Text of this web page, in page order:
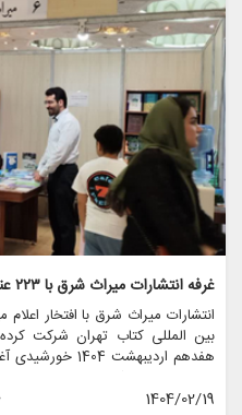
انتشارات میراث شرق با افتخار
بین المللی کتاب تهران شرکت
هفدهم اردیبهشت
ادامه خواهد داشت و ما در این
محصولات خود در خدمت علاقه
1404/02/19